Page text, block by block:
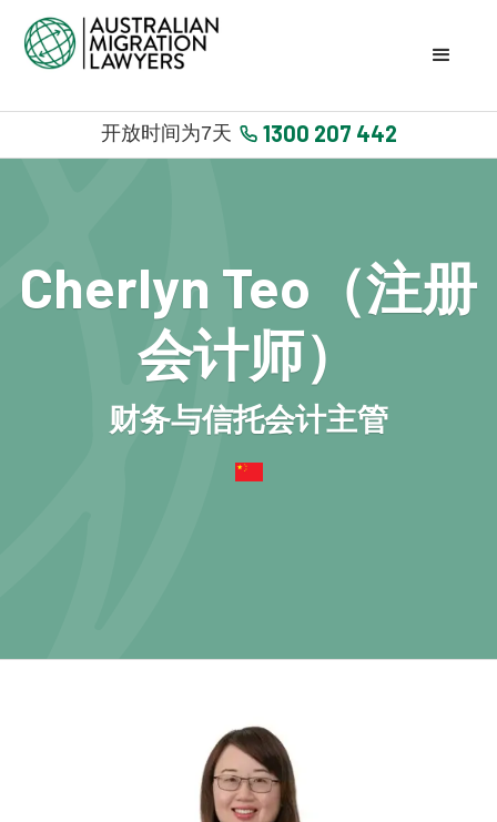
开放时间为7天 1300 207 442
Cherlyn Teo（注册
会计师）
财务与信托会计主管